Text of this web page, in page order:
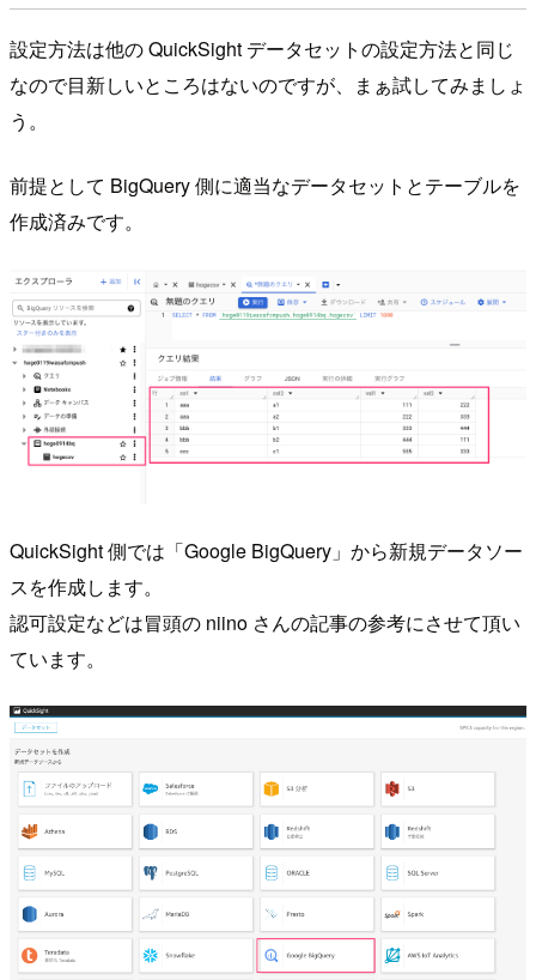
設定方法は他の QuickSight データセットの設定方法と同じ
なので目新しいところはないのですが、まぁ試してみましょ
う。
前提として BigQuery 側に適当なデータセットとテーブルを
作成済みです。
QuickSight 側では「Google BigQuery」から新規データソー
スを作成します。
認可設定などは冒頭の niino さんの記事の参考にさせて頂い
ています。